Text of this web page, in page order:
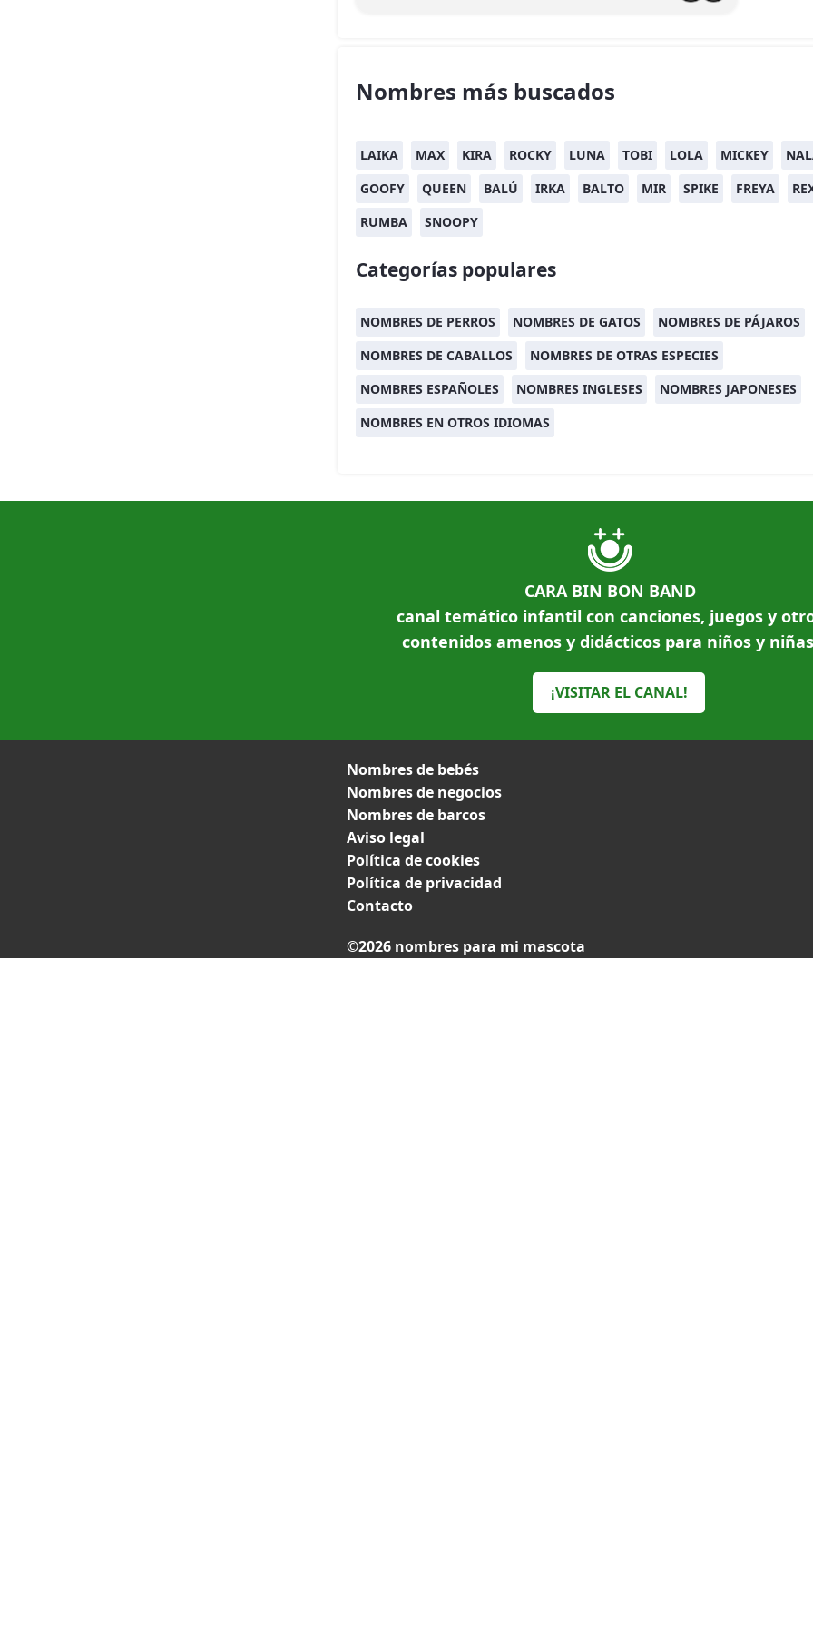
Nombres más buscados
LAIKA MAX KIRA ROCKY LUNA TOBI LOLA MICKEY
GOOFY
QUEEN BALÚ IRKA BALTO MIR SPIKE FREYA
RUMBA
SNOOPY
Categorías populares
NOMBRES DE PERROS NOMBRES DE GATOS
NOMBRES DE PÁJAROS
NOMBRES DE CABALLOS
NOMBRES DE OTRAS ESPECIES
NOMBRES ESPAÑOLES
NOMBRES INGLESES
NOMBRES JAPONESES
NOMBRES EN OTROS IDIOMAS
CARA BIN BON BAND
canal temático infantil con canciones, juegos y
contenidos amenos y didácticos para niños y
¡VISITAR EL CANAL!
Nombres de bebés
Nombres de negocios
Nombres de barcos
Aviso legal
Política de cookies
Política de privacidad
Contacto
©2026 nombres para mi mascota